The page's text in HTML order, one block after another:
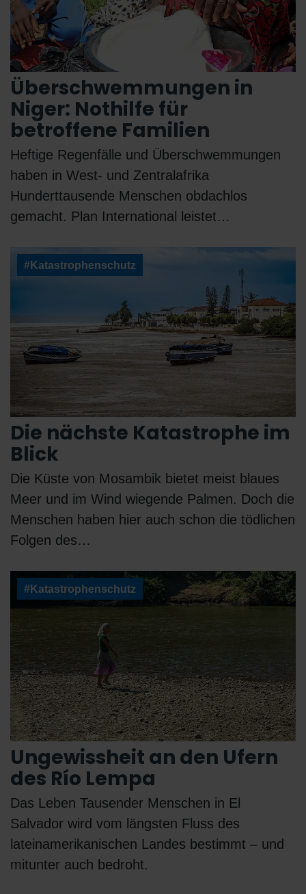
Überschwemmungen in
Niger: Nothilfe für
betroffene Familien
Heftige Regenfälle und Überschwemmungen
haben in West- und Zentralafrika
Hunderttausende Menschen obdachlos
gemacht. Plan International leistet…
#Katastrophenschutz
Die nächste Katastrophe im
Blick
Die Küste von Mosambik bietet meist blaues
Meer und im Wind wiegende Palmen. Doch die
Menschen haben hier auch schon die tödlichen
Folgen des…
#Katastrophenschutz
Ungewissheit an den Ufern
des Río Lempa
Das Leben Tausender Menschen in El
Salvador wird vom längsten Fluss des
lateinamerikanischen Landes bestimmt – und
mitunter auch bedroht.